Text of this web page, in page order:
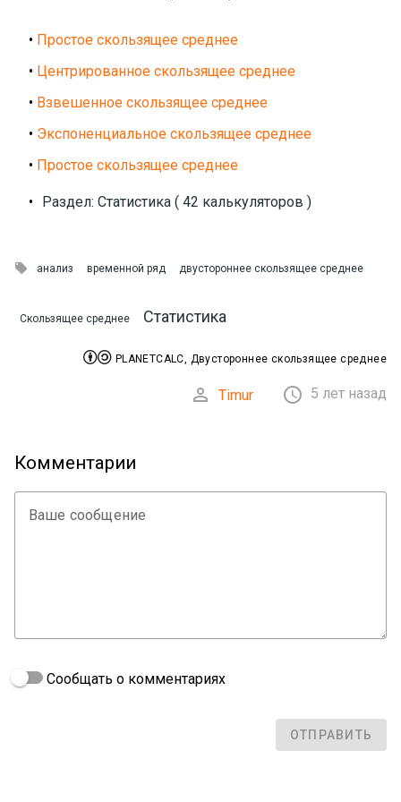
• Простое скользящее среднее
• Центрированное скользящее среднее
• Взвешенное скользящее среднее
• Экспоненциальное скользящее среднее
• Простое скользящее среднее
• Раздел: Статистика ( 42 калькуляторов )
 анализ временной ряд двустороннее скользящее среднее
Скользящее среднее Статистика
 PLANETCALC, Двустороннее скользящее среднее
 Timur  5 лет назад
Комментарии
Ваше сообщение
Сообщать о комментариях
ОТПРАВИТЬ